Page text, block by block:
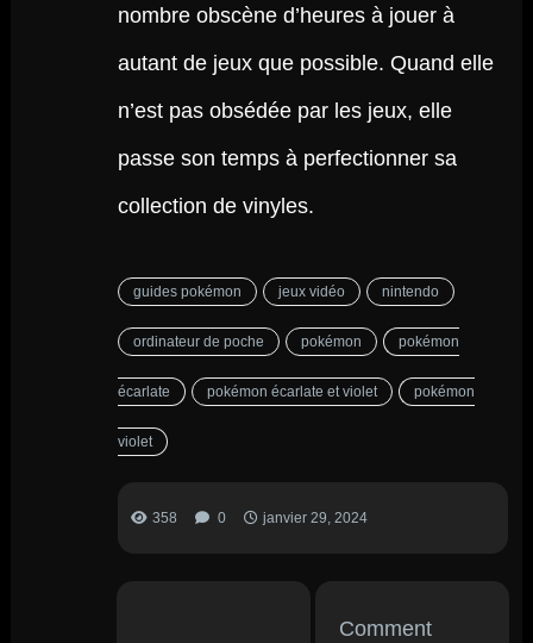
nombre obscène d’heures à jouer à
autant de jeux que possible. Quand elle
n’est pas obsédée par les jeux, elle
passe son temps à perfectionner sa
collection de vinyles.
guides pokémon jeux vidéo nintendo
ordinateur de poche pokémon pokémon
écarlate pokémon écarlate et violet pokémon
violet
358 0 janvier 29, 2024
Comment